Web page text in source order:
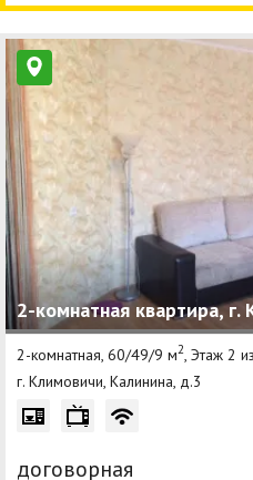
2-комнатная квартира,
2-комнатная, 60/49/9 м2, Этаж 2
г. Климовичи, Калинина, д.3
договорная